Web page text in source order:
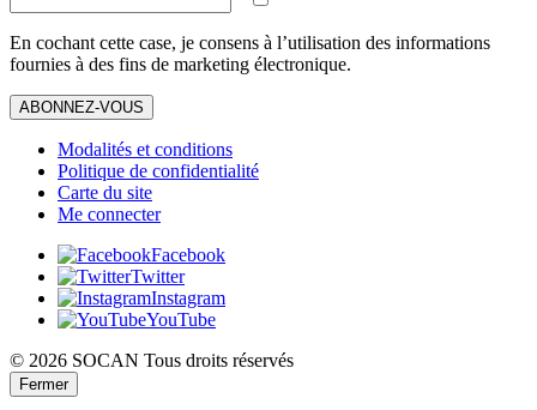
En cochant cette case, je consens à l’utilisation des informations
fournies à des fins de marketing électronique.
ABONNEZ-VOUS
Modalités et conditions
Politique de confidentialité
Carte du site
Me connecter
Facebook
Twitter
Instagram
YouTube
© 2026 SOCAN Tous droits réservés
Fermer